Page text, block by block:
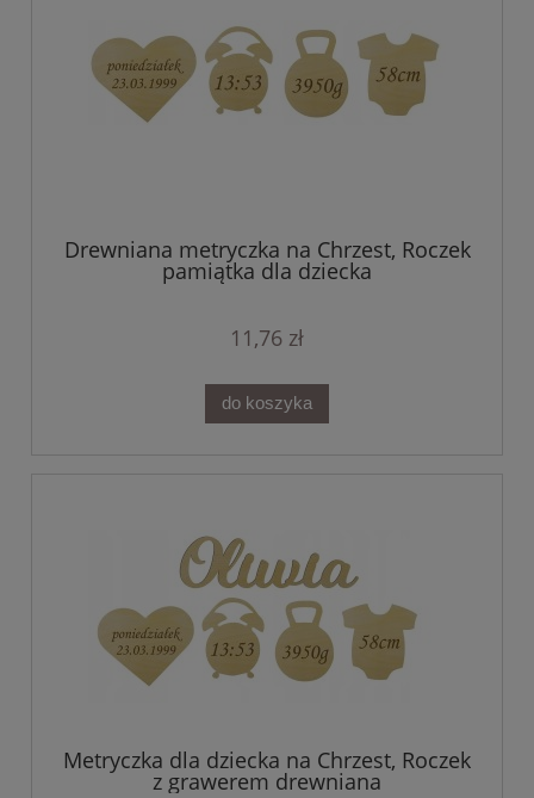
Drewniana metryczka na Chrzest, Roczek
pamiątka dla dziecka
11,76 zł
do koszyka
Metryczka dla dziecka na Chrzest, Roczek
z grawerem drewniana